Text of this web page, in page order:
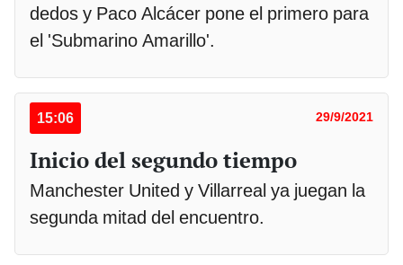
dedos y Paco Alcácer pone el primero para
el 'Submarino Amarillo'.
15:06 29/9/2021
Inicio del segundo tiempo
Manchester United y Villarreal ya juegan la
segunda mitad del encuentro.